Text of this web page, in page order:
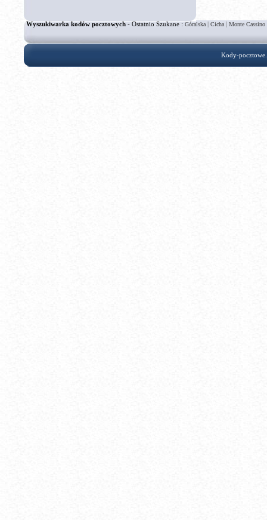
Wyszukiwarka kodów pocztowych- Ostatnio Szukane :Góralska | Cicha | Monte Cassino
Kody-